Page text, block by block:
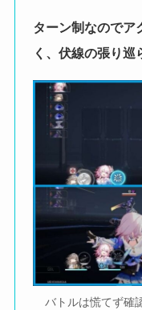
ターン制なのでア
く、伏線の張り巡
バトルは慌てず確